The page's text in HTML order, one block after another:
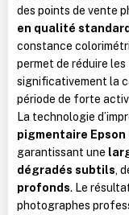
des points de vente
en qualité
constance
permet de réduire
significativement la
période de forte
La technologie
pigmentaire Epson
garantissant une
dégradés subtils,
profonds. Le
photographes